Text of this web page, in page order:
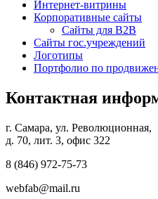
Интернет-витрины
Корпоративные сайты
Сайты для B2B
Сайты гос.учреждений
Логотипы
Портфолио по
Контактная
г. Самара, ул. Революционная,
д. 70, лит. 3, офис 322
8 (846) 972-75-73
webfab@mail.ru